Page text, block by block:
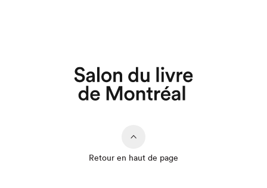
Que cherchez-vous?
Retour en haut de page